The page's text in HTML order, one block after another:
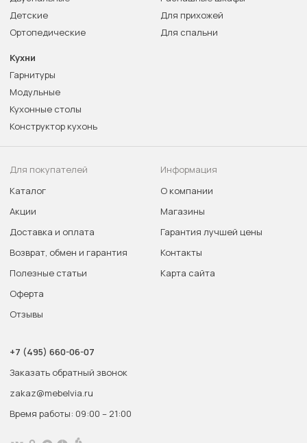
Детские
Ортопедические
Для прихожей
Для спальни
Кухни
Гарнитуры
Модульные
Кухонные столы
Конструктор кухонь
Для покупателей
Каталог
Акции
Доставка и оплата
Возврат, обмен и гарантия
Полезные статьи
Оферта
Отзывы
Информация
О компании
Магазины
Гарантия лучшей цены
Контакты
Карта сайта
+7 (495) 660-06-07
Заказать обратный звонок
zakaz@mebelvia.ru
Время работы: 09:00 – 21:00